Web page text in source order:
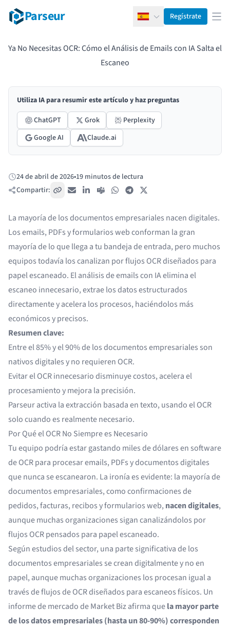
Parseur EspañolRegístrate
Ya No Necesitas OCR: Cómo el Análisis de Emails con IA Salta el
Escaneo
Utiliza IA para resumir este artículo y haz preguntas
ChatGPT
Grok
Perplexity
Google AI
Claude.ai
Publicado:
24 de abril de 2026•19 minutos de lectura
Compartir:
Copiar enlace
Correo electrónico
LinkedIn
Teams WhatsAppTelegram
La mayoría de los documentos empresariales nacen digitales.
Los emails, PDFs y formularios web conforman la gran
mayoría de lo que llega a tu bandeja de entrada, pero muchos
equipos todavía los canalizan por flujos OCR diseñados para
papel escaneado. Elanálisis de emails con IAelimina el
escaneo innecesario, extrae los datos estructurados
directamente y acelera los procesos, haciéndolos más
económicos y precisos.
Resumen clave:
Entre el 85% y el 90% de los documentos empresariales son
nativos digitales y no requieren OCR.
Evitar el OCR innecesario disminuye costos, acelera el
procesamiento y mejora la precisión.
Parseur activa la extracción basada en texto, usando elOCR
solo cuando es realmente necesario.
Por Qué el OCR No Siempre es Necesario
Tu equipo podría estar gastando miles de dólares en software
de OCRpara procesar emails, PDFs y documentos digitales
que nunca se escanearon. La ironía es evidente: la mayoría de
documentos empresariales, como confirmaciones de
pedidos, facturas, recibos y formularios web, nacen digitales,
aunque muchas organizaciones sigan canalizándolos por
flujos OCR pensados para papel escaneado.
Según estudios del sector, una parte significativa de los
documentos empresariales se crean digitalmente y no en
papel, aunque muchas organizaciones los procesan igual a
través de flujos de OCR diseñados para escaneos físicos. Un
informe de mercado deMarket Bizafirma quela mayor parte
de los datos empresariales (hasta un 80-90%) corresponden